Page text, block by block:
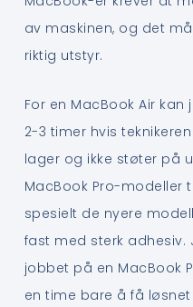
av maskinen, og det
riktig utstyr.
For en MacBook Air
2-3 timer hvis
lager og ikke støter på
MacBook Pro-modeller
spesielt de nyere
fast med sterk adhesiv.
jobbet på en MacBook
en time bare å få